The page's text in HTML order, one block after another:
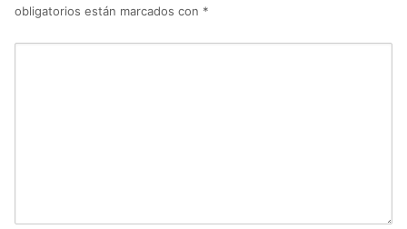
obligatorios están marcados con *